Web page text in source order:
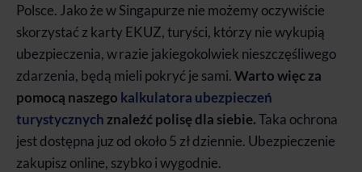
Polsce. Jako że w Singapurze nie możemy oczywiście
skorzystać z karty EKUZ, turyści, którzy nie wykupią
ubezpieczenia, w razie jakiegokolwiek nieszczęśliwego
zdarzenia, będą mieli pokryć je sami.Warto więc za
pomocą naszego kalkulatora ubezpieczeń
turystycznych znaleźć polisę dla siebie.Taka ochrona
jest dostępna juz od około 5 zł dziennie. Ubezpieczenie
zakupisz online, szybko i wygodnie.